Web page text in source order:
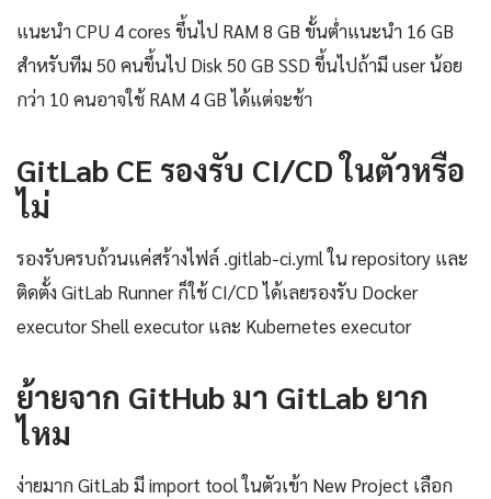
แนะนำ CPU 4 cores ขึ้นไป RAM 8 GB ขั้นต่ำแนะนำ 16 GB
สำหรับทีม 50 คนขึ้นไป Disk 50 GB SSD ขึ้นไปถ้ามี user น้อย
กว่า 10 คนอาจใช้ RAM 4 GB ได้แต่จะช้า
GitLab CE รองรับ CI/CD ในตัวหรือ
ไม่
รองรับครบถ้วนแค่สร้างไฟล์ .gitlab-ci.yml ใน repository และ
ติดตั้ง GitLab Runner ก็ใช้ CI/CD ได้เลยรองรับ Docker
executor Shell executor และ Kubernetes executor
ย้ายจาก GitHub มา GitLab ยาก
ไหม
ง่ายมาก GitLab มี import tool ในตัวเข้า New Project เลือก